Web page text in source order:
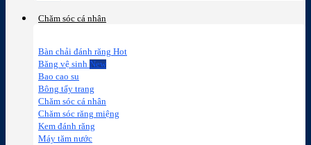
Chăm sóc cá nhân
Bàn chải đánh răng
Băng vệ sinh
Bao cao su
Bông tẩy trang
Chăm sóc cá nhân
Chăm sóc răng miệng
Kem đánh răng
Máy tăm nước